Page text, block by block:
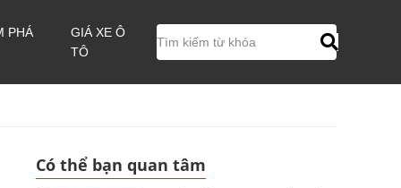
PHÁ
GIÁ XE Ô
TÔ
Có thể bạn quan tâm